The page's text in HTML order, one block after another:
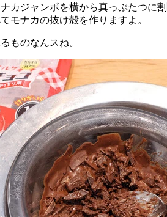
カジャンボを横から真っぷたつに割
モナカの抜け殻を作りますよ。
ものなんスね。